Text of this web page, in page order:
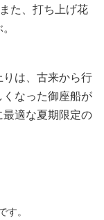
た、打ち上げ花
は、古来から行
なった御座船が
適な夏期限定の
。